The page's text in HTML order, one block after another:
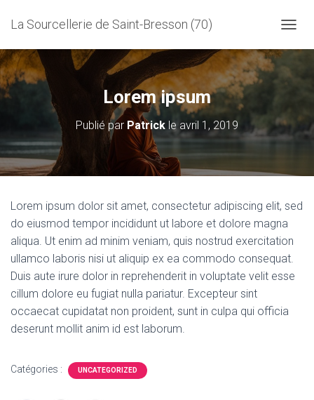
La Sourcellerie de Saint-Bresson (70)
É
L
A
G
O
N
Lorem ipsum
Publié par Patrick le avril 1, 2019
Lorem ipsum dolor sit amet, consectetur adipiscing elit, sed
do eiusmod tempor incididunt ut labore et dolore magna
aliqua. Ut enim ad minim veniam, quis nostrud exercitation
ullamco laboris nisi ut aliquip ex ea commodo consequat.
Duis aute irure dolor in reprehenderit in voluptate velit esse
cillum dolore eu fugiat nulla pariatur. Excepteur sint
occaecat cupidatat non proident, sunt in culpa qui officia
deserunt mollit anim id est laborum.
Catégories : UNCATEGORIZED